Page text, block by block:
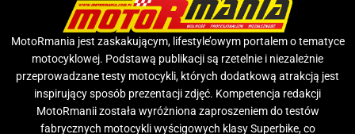
MotoRmania jest zaskakującym, lifestyle’owym portalem o tematyce
motocyklowej. Podstawą publikacji są rzetelnie i niezależnie
przeprowadzane testy motocykli, których dodatkową atrakcją jest
inspirujący sposób prezentacji zdjęć. Kompetencja redakcji
MotoRmanii została wyróżniona zaproszeniem do testów
fabrycznych motocykli wyścigowych klasy Superbike, co